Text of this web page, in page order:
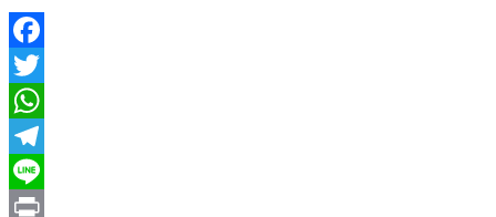
Facebook
Twitter
WhatsApp
Telegram
Line